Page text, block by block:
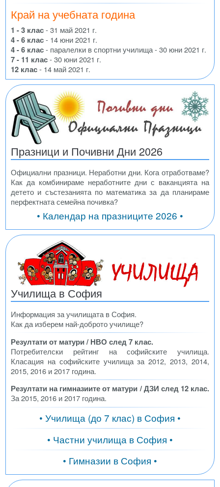
Край на учебната година
1 - 3 клас- 31 май 2021 г.
4 - 6 клас- 14 юни 2021 г.
4 - 6 клас- паралелки в спортни училища - 30 юни 2021 г.
7 - 11 клас- 30 юни 2021 г.
12 клас- 14 май 2021 г.
Празници и Почивни Дни 2026
Официални празници. Неработни дни. Кога отработваме?
Как да комбинираме неработните дни с ваканцията на
детето и състезанията по математика за да планираме
перфектната семейна почивка?
• Календар на празниците 2026 •
Училища в София
Информация за училищата в София.
Как да изберем най-доброто училище?
Резултати от матури / НВО след 7 клас.
Потребителски рейтинг на софийските училища.
Класация на софийските училища за 2012, 2013, 2014,
2015, 2016 и 2017 година.
Резултати на гимназиите от матури / ДЗИ след 12 клас.
За 2015, 2016 и 2017 година.
• Училища (до 7 клас) в София •
• Частни училища в София •
• Гимназии в София •